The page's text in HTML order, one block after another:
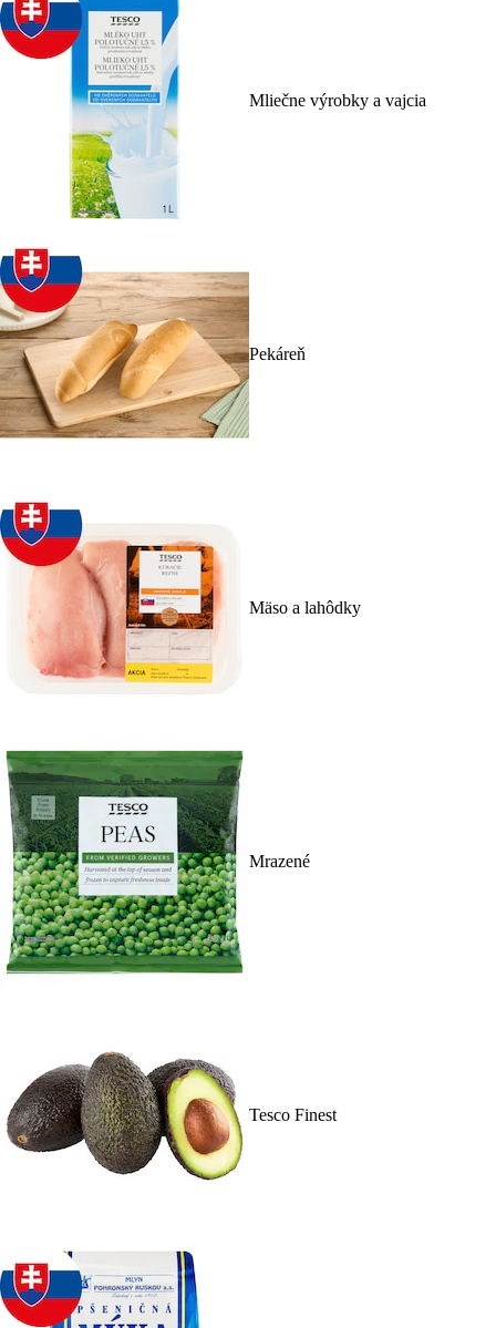
Mliečne výrobky a vajcia
Pekáreň
Mäso a lahôdky
Mrazené
Tesco Finest